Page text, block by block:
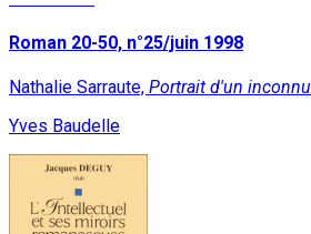
Roman 20-50, n°25/juin 1998
Nathalie Sarraute, Portrait d'un inconnu
Yves Baudelle